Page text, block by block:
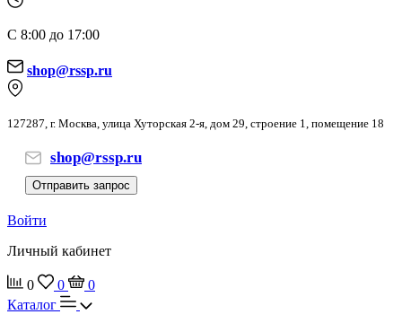
С 8:00 до 17:00
shop@rssp.ru
127287, г. Москва, улица Хуторская 2-я, дом 29, строение 1, помещение 18
shop@rssp.ru
Отправить запрос
Войти
Личный кабинет
0 0
0
Каталог